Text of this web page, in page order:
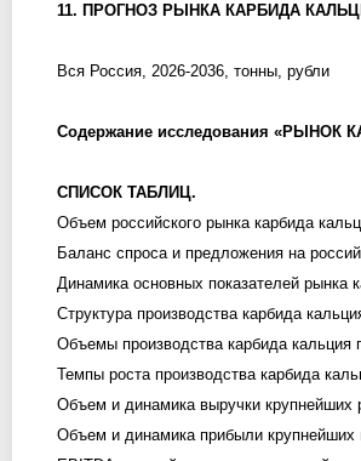
11. ПРОГНОЗ РЫНКА КАРБИДА
Вся Россия, 2026-2036, тонны, рубли
Содержание исследования «РЫНОК
СПИСОК ТАБЛИЦ.
Объем российского рынка карбида
Баланс спроса и предложения на
Динамика основных показателей рынка
Структура производства карбида
Объемы производства карбида кальция
Темпы роста производства карбида
Объем и динамика выручки крупнейших
Объем и динамика прибыли крупнейших